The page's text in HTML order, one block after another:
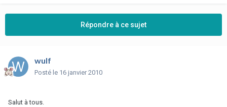
Répondre à ce sujet
wulf
Posté le 16 janvier 2010
Salut à tous.